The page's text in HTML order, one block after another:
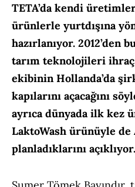
TETA’da kendi
ürünlerle yurtdışına
hazırlanıyor. 2012’den
tarım teknolojileri ihraç
ekibinin Hollanda’da
kapılarını açacağını
ayrıca dünyada ilk kez
LaktoWash ürünüyle de
planladıklarını açıklıyor.